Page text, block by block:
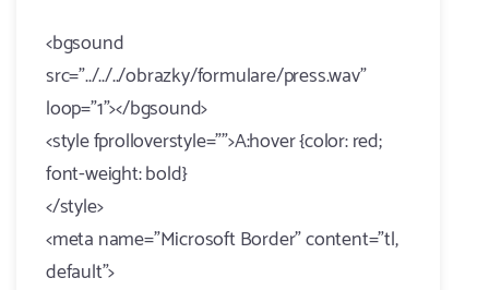
<bgsound
src="../../../obrazky/formulare/press.wav"
loop="1"></bgsound>
<style fprolloverstyle="">A:hover {color: red;
font-weight: bold}
</style>
<meta name="Microsoft Border" content="tl,
default">